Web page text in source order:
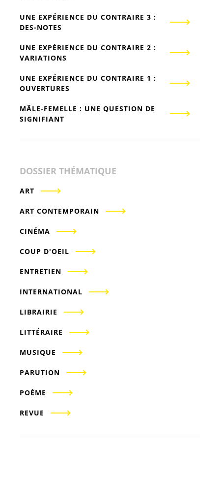
UNE EXPÉRIENCE DU CONTRAIRE 3 :
DES-NOTES
UNE EXPÉRIENCE DU CONTRAIRE 2 :
VARIATIONS
UNE EXPÉRIENCE DU CONTRAIRE 1 :
OUVERTURES
MÂLE-FEMELLE : UNE QUESTION DE
SIGNIFIANT
DOSSIER THÉMATIQUE
ART
ART CONTEMPORAIN
CINÉMA
COUP D'OEIL
ENTRETIEN
INTERNATIONAL
LIBRAIRIE
LITTÉRAIRE
MUSIQUE
PARUTION
POÈME
REVUE